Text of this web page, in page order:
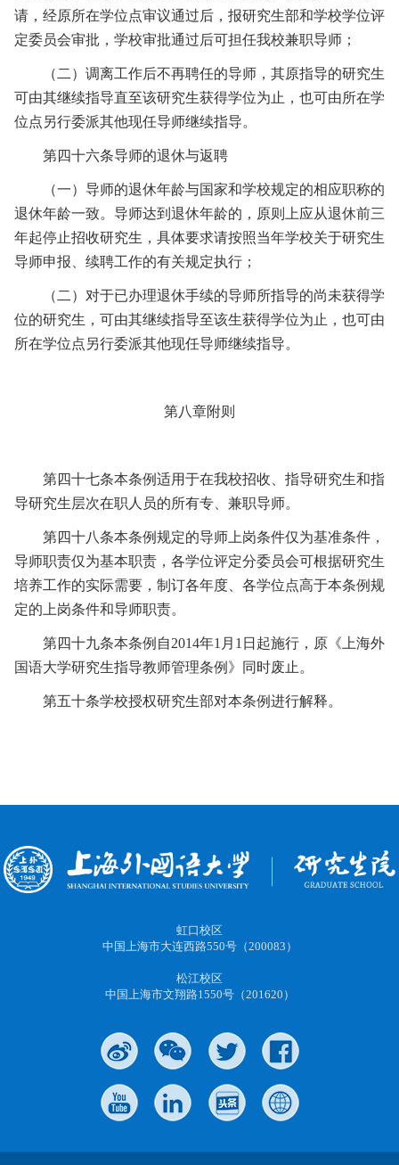
请，经原所在学位点审议通过后，报研究生部和学校学位评
定委员会审批，学校审批通过后可担任我校兼职导师；
（二）调离工作后不再聘任的导师，其原指导的研究生
可由其继续指导直至该研究生获得学位为止，也可由所在学
位点另行委派其他现任导师继续指导。
第四十六条导师的退休与返聘
（一）导师的退休年龄与国家和学校规定的相应职称的
退休年龄一致。导师达到退休年龄的，原则上应从退休前三
年起停止招收研究生，具体要求请按照当年学校关于研究生
导师申报、续聘工作的有关规定执行；
（二）对于已办理退休手续的导师所指导的尚未获得学
位的研究生，可由其继续指导至该生获得学位为止，也可由
所在学位点另行委派其他现任导师继续指导。
第八章附则
第四十七条本条例适用于在我校招收、指导研究生和指
导研究生层次在职人员的所有专、兼职导师。
第四十八条本条例规定的导师上岗条件仅为基准条件，
导师职责仅为基本职责，各学位评定分委员会可根据研究生
培养工作的实际需要，制订各年度、各学位点高于本条例规
定的上岗条件和导师职责。
第四十九条本条例自2014年1 月 1 日起施行，原《上海外
国语大学研究生指导教师管理条例》同时废止。
第五十条学校授权研究生部对本条例进行解释。
虹口校区
中国上海市大连西路550号（200083）
松江校区
中国上海市文翔路1550号（201620）